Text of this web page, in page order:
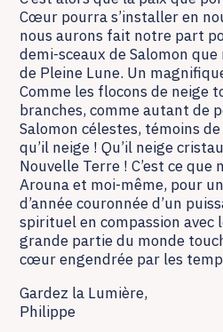
Cœur pourra s’installer en
nous aurons fait notre part
demi-sceaux de Salomon
de Pleine Lune. Un
Comme les flocons de neige
branches, comme autant de
Salomon célestes, témoins
qu’il neige ! Qu’il neige
Nouvelle Terre ! C’est ce que
Arouna et moi-même, pour
d’année couronnée d’un
spirituel en compassion avec
grande partie du monde
cœur engendrée par les
Gardez la Lumière,
Philippe